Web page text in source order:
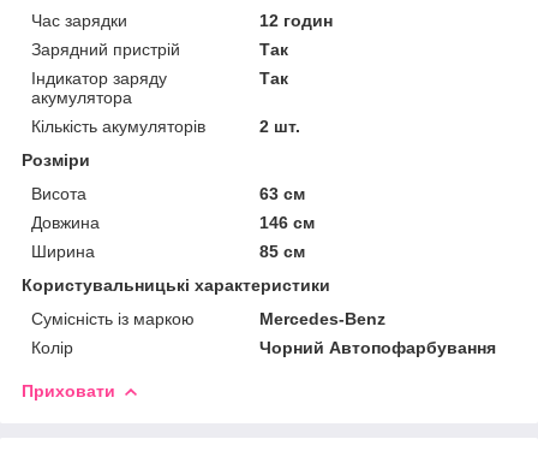
Час зарядки
12 годин
Зарядний пристрій
Так
Індикатор заряду
акумулятора
Так
Кількість акумуляторів
2 шт.
Розміри
Висота
63 см
Довжина
146 см
Ширина
85 см
Користувальницькі характеристики
Сумісність із маркою
Mercedes-Benz
Колір
Чорний Автопофарбування
Приховати